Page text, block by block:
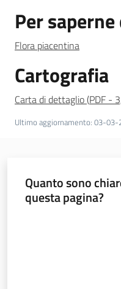
Per
Flora piacentina
Cartografia
Carta di dettaglio(PDF -
Ultimo aggiornamento: 03-03-
Quanto sono
questa pagina?